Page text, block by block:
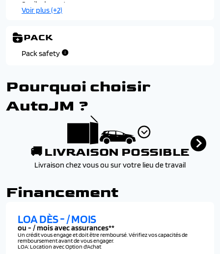
Seuils de porte
Tableau de bord avec ecran numerique couleur 12.3"
Voir plus (+2)
PACK
Pack safety
Pourquoi choisir
AutoJM ?
🚚 LIVRAISON POSSIBLE
Livraison chez vous ou sur votre lieu de travail
Financement
LOA DÈS-/ MOIS
ou - / mois avec assurances**
Un crédit vous engage et doit être remboursé. Vérifiez vos capacités de
remboursement avant de vous engager.
LOA: Location avec Option d'Achat